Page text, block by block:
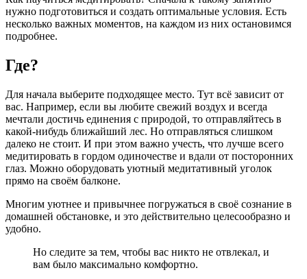
нужно подготовиться и создать оптимальные условия. Есть
несколько важных моментов, на каждом из них остановимся
подробнее.
Где?
Для начала выберите подходящее место. Тут всё зависит от
вас. Например, если вы любите свежий воздух и всегда
мечтали достичь единения с природой, то отправляйтесь в
какой-нибудь ближайший лес. Но отправляться слишком
далеко не стоит. И при этом важно учесть, что лучше всего
медитировать в гордом одиночестве и вдали от посторонних
глаз. Можно оборудовать уютный медитативный уголок
прямо на своём балконе.
Многим уютнее и привычнее погружаться в своё сознание в
домашней обстановке, и это действительно целесообразно и
удобно.
Но следите за тем, чтобы вас никто не отвлекал, и
вам было максимально комфортно.